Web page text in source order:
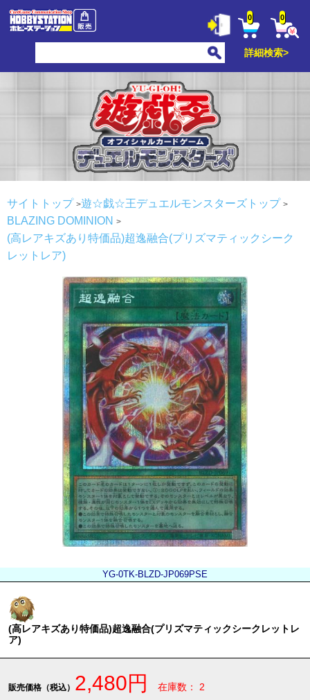
0 0
詳細検索>
サイトトップ
遊☆戯☆王デュエルモンスターズトップ
BLAZING DOMINION
(高レアキズあり特価品)超逸融合(プリズマティックシーク
レットレア)
YG-0TK-BLZD-JP069PSE
(高レアキズあり特価品)超逸融合(プリズマティックシークレットレ
ア)
販売価格（税込） 2,480円 在庫数： 2